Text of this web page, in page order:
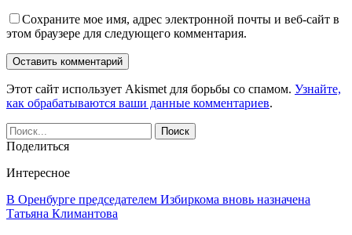
Сохраните мое имя, адрес электронной почты и веб-сайт в
этом браузере для следующего комментария.
Этот сайт использует Akismet для борьбы со спамом. Узнайте,
как обрабатываются ваши данные комментариев.
Поделиться
Интересное
В Оренбурге председателем Избиркома вновь назначена
Татьяна Климантова